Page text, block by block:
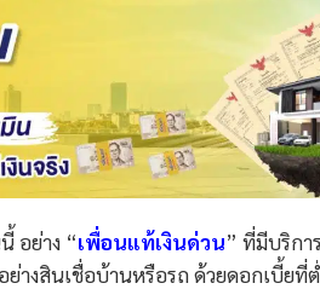
อย่าง “เพื่อนแท้เงินด่วน” ที่มีบริกา
สินเชื่อบ้านหรือรถ ด้วยดอกเบี้ยที่ต่